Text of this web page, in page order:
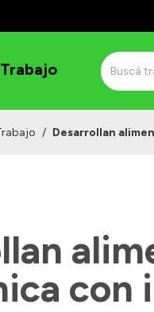
/ Desarrollan
con